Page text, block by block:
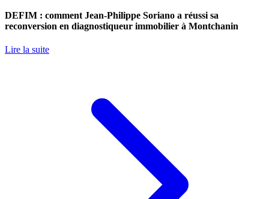
DEFIM : comment Jean-Philippe Soriano a réussi sa
reconversion en diagnostiqueur immobilier à Montchanin
Lire la suite